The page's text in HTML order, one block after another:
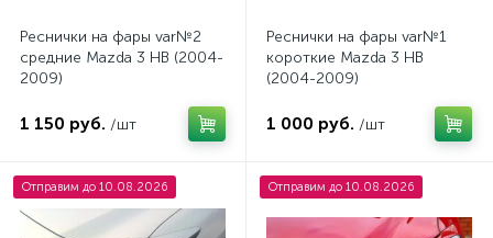
Реснички на фары var№2
средние Mazda 3 HB (2004-
2009)
1 150 руб. /шт
Реснички на фары var№1
короткие Mazda 3 HB
(2004-2009)
1 000 руб. /шт
Отправим до 10.08.2026 Отправим до 10.08.2026